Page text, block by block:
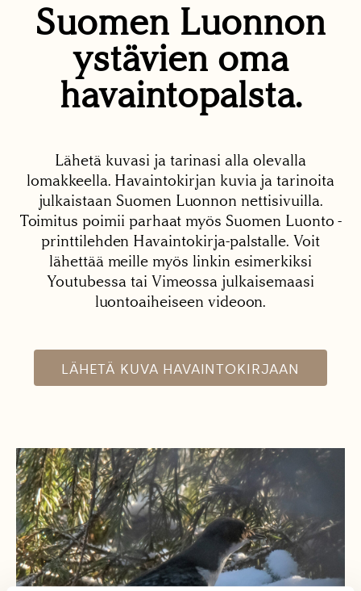
Suomen Luonnon
ystävien oma
havaintopalsta.
Lähetä kuvasi ja tarinasi alla olevalla
lomakkeella. Havaintokirjan kuvia ja tarinoita
julkaistaan Suomen Luonnon nettisivuilla.
Toimitus poimii parhaat myös Suomen Luonto -
printtilehden Havaintokirja-palstalle. Voit
lähettää meille myös linkin esimerkiksi
Youtubessa tai Vimeossa julkaisemaasi
luontoaiheiseen videoon.
LÄHETÄ KUVA HAVAINTOKIRJAAN